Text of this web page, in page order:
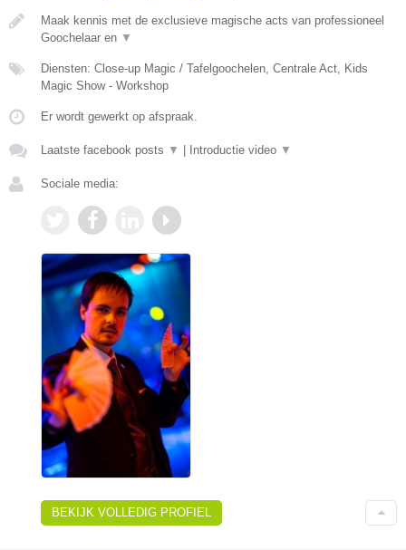
Maak kennis met de exclusieve magische acts van professioneel
Goochelaar en ▼
Diensten: Close-up Magic / Tafelgoochelen, Centrale Act, Kids
Magic Show - Workshop
Er wordt gewerkt op afspraak.
Laatste facebook posts ▼ Introductie video ▼
Sociale media:
BEKIJK VOLLEDIG PROFIEL